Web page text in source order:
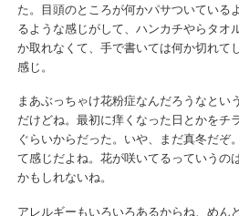
た。目頭のところが何かパサついている
るような感じがして、ハンカチやらタオ
か取れなくて、手で書いては何か切れて
感じ。
まあぶっちゃけ花粉症なんだろうなとい
だけどね。最初に痒くなった日とかをチ
ぐらいからだった。いや、まだ真冬だぞ
て感じだよね。花が咲いてるっていうの
かもしれないね。
アレルギーもいろいろあるからね、めん